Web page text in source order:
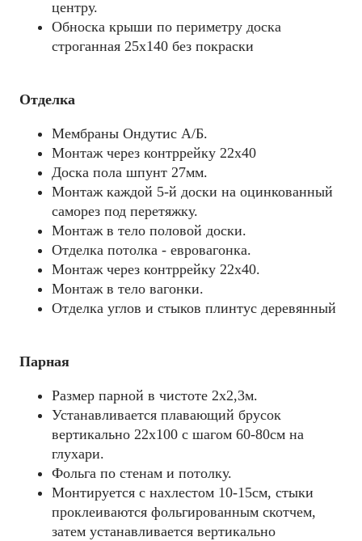
центру.
Обноска крыши по периметру доска
строганная 25х140 без покраски
Отделка
Мембраны Ондутис А/Б.
Монтаж через контррейку 22х40
Доска пола шпунт 27мм.
Монтаж каждой 5-й доски на оцинкованный
саморез под перетяжку.
Монтаж в тело половой доски.
Отделка потолка - евровагонка.
Монтаж через контррейку 22х40.
Монтаж в тело вагонки.
Отделка углов и стыков плинтус деревянный
Парная
Размер парной в чистоте 2х2,3м.
Устанавливается плавающий брусок
вертикально 22х100 с шагом 60-80см на
глухари.
Фольга по стенам и потолку.
Монтируется с нахлестом 10-15см, стыки
проклеиваются фольгированным скотчем,
затем устанавливается вертикально